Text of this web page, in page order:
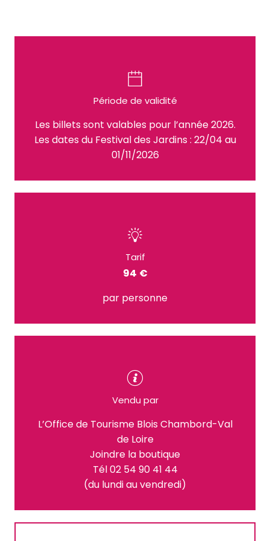
Période de validité
Les billets sont valables pour l’année 2026.
Les dates du Festival des Jardins : 22/04 au
01/11/2026
Tarif
94 €
par personne
Vendu par
L’Office de Tourisme Blois Chambord-Val
de Loire
Joindre la boutique
Tél 02 54 90 41 44
(du lundi au vendredi)